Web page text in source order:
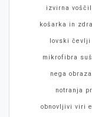
izvirna
košarka in
lovski čevlji
mikrofibra
nega obraza
notranja
obnovljivi viri